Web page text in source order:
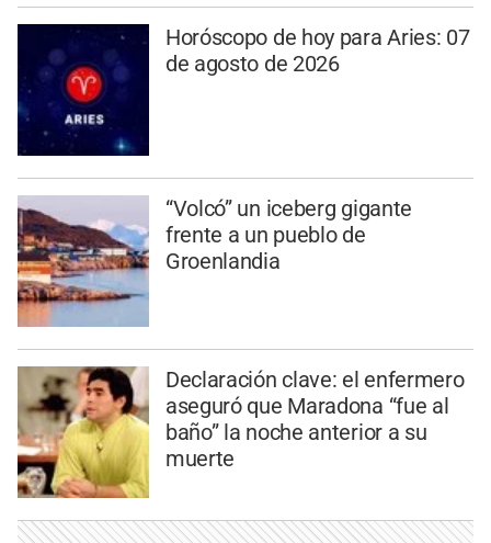
Horóscopo de hoy para Aries: 07
de agosto de 2026
“Volcó” un iceberg gigante
frente a un pueblo de
Groenlandia
Declaración clave: el enfermero
aseguró que Maradona “fue al
baño” la noche anterior a su
muerte